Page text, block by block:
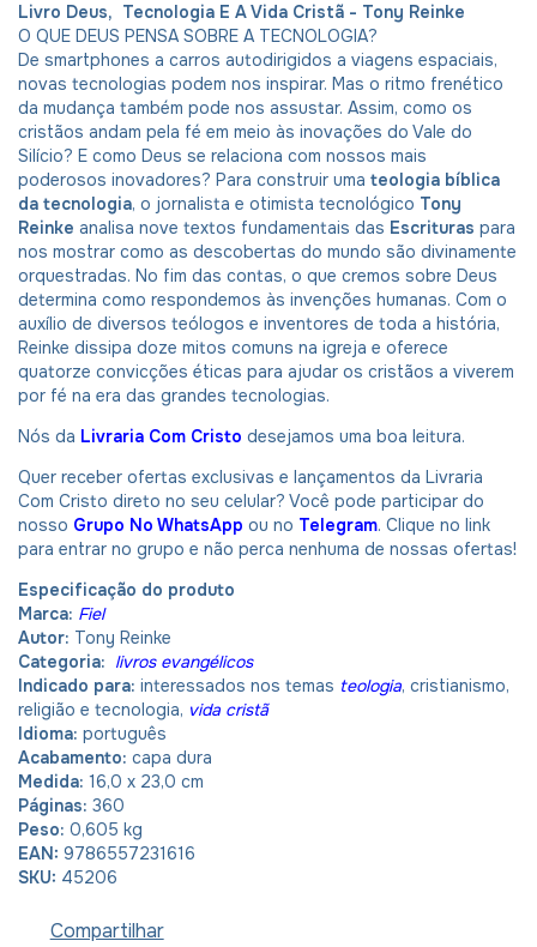
Livro Deus, Tecnologia E A Vida Cristã - Tony Reinke
O QUE DEUS PENSA SOBRE A TECNOLOGIA?
De smartphones a carros autodirigidos a viagens espaciais,
novas tecnologias podem nos inspirar. Mas o ritmo frenético
da mudança também pode nos assustar. Assim, como os
cristãos andam pela fé em meio às inovações do Vale do
Silício? E como Deus se relaciona com nossos mais
poderosos inovadores? Para construir uma teologia bíblica
da tecnologia, o jornalista e otimista tecnológico Tony
Reinke analisa nove textos fundamentais das Escrituras para
nos mostrar como as descobertas do mundo são divinamente
orquestradas. No fim das contas, o que cremos sobre Deus
determina como respondemos às invenções humanas. Com o
auxílio de diversos teólogos e inventores de toda a história,
Reinke dissipa doze mitos comuns na igreja e oferece
quatorze convicções éticas para ajudar os cristãos a viverem
por fé na era das grandes tecnologias.
Nós da Livraria Com Cristo desejamos uma boa leitura.
Quer receber ofertas exclusivas e lançamentos da Livraria
Com Cristo direto no seu celular? Você pode participar do
nosso Grupo No WhatsApp ou no Telegram. Clique no link
para entrar no grupo e não perca nenhuma de nossas ofertas!
Especificação do produto
Marca: Fiel
Autor: Tony Reinke
Categoria: livros evangélicos
Indicado para: interessados nos temas teologia, cristianismo,
religião e tecnologia, vida cristã
Idioma: português
Acabamento: capa dura
Medida: 16,0 x 23,0 cm
Páginas: 360
Peso: 0,605 kg
EAN: 9786557231616
SKU: 45206
Compartilhar